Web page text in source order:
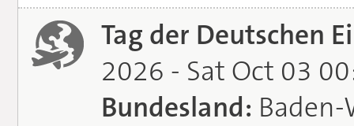
Tag der Deutschen
2026 - Sat Oct 03
Bundesland: